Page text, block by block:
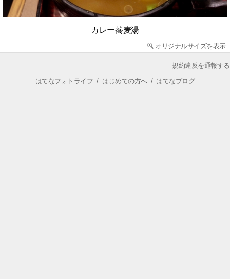
カレー蕎麦湯
オリジナルサイズを表示
規約違反を通報する
はてなフォトライフ / はじめての方へ/ はてなブログ